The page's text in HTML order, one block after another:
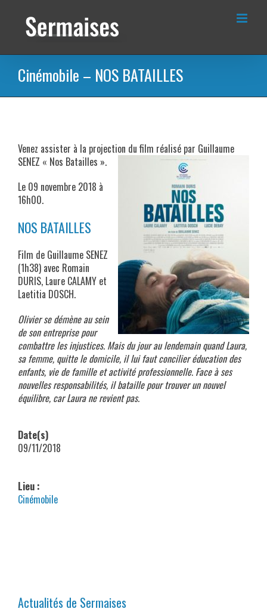
contenu
Cinémobile – NOS BATAILLES
Venez assister à la projection du film réalisé par Guillaume
SENEZ « Nos Batailles ».
Le 09 novembre 2018 à
16h00.
NOS BATAILLES
Film de Guillaume SENEZ
(1h38) avec Romain
DURIS, Laure CALAMY et
Laetitia DOSCH.
Olivier se démène au sein
de son entreprise pour
combattre les injustices. Mais du jour au lendemain quand Laura,
sa femme, quitte le domicile, il lui faut concilier éducation des
enfants, vie de famille et activité professionnelle. Face à ses
nouvelles responsabilités, il bataille pour trouver un nouvel
équilibre, car Laura ne revient pas.
Date(s)
09/11/2018
Lieu :
Cinémobile
Actualités de Sermaises